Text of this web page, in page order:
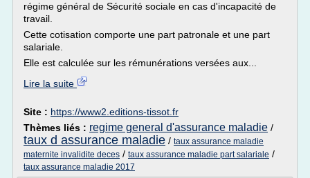
régime général de Sécurité sociale en cas d'incapacité de
travail.
Cette cotisation comporte une part patronale et une part
salariale.
Elle est calculée sur les rémunérations versées aux...
Lire la suite
Site : https://www2.editions-tissot.fr
Thèmes liés : regime general d'assurance maladie /
taux d assurance maladie / taux assurance maladie
maternite invalidite deces / taux assurance maladie part salariale /
taux assurance maladie 2017